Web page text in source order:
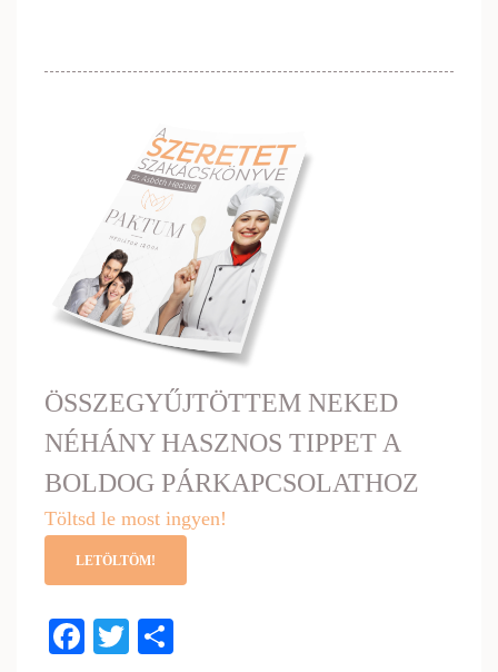
ÖSSZEGYŰJTÖTTEM NEKED
NÉHÁNY HASZNOS TIPPET A
BOLDOG PÁRKAPCSOLATHOZ
Töltsd le most ingyen!
LETÖLTÖM!
Facebook
Twitter